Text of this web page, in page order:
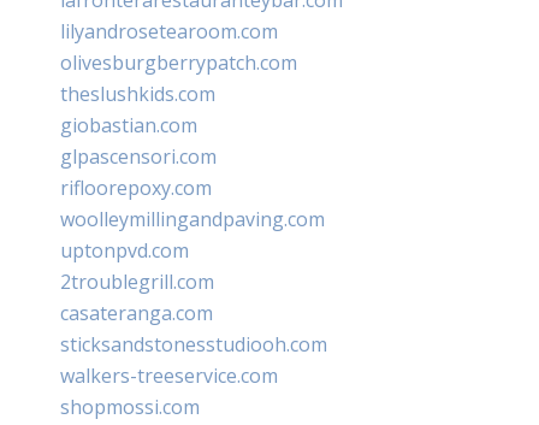
lilyandrosetearoom.com
olivesburgberrypatch.com
theslushkids.com
giobastian.com
glpascensori.com
rifloorepoxy.com
woolleymillingandpaving.com
uptonpvd.com
2troublegrill.com
casateranga.com
sticksandstonesstudiooh.com
walkers-treeservice.com
shopmossi.com